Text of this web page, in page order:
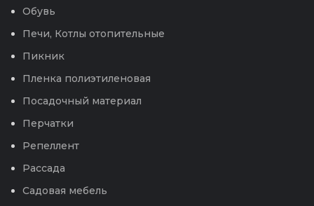
Обувь
Печи, Котлы отопительные
Пикник
Пленка полиэтиленовая
Посадочный материал
Перчатки
Репеллент
Рассада
Садовая мебель